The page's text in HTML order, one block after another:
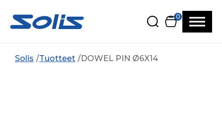
0
Solis Tuotteet DOWEL PIN Ø6X14